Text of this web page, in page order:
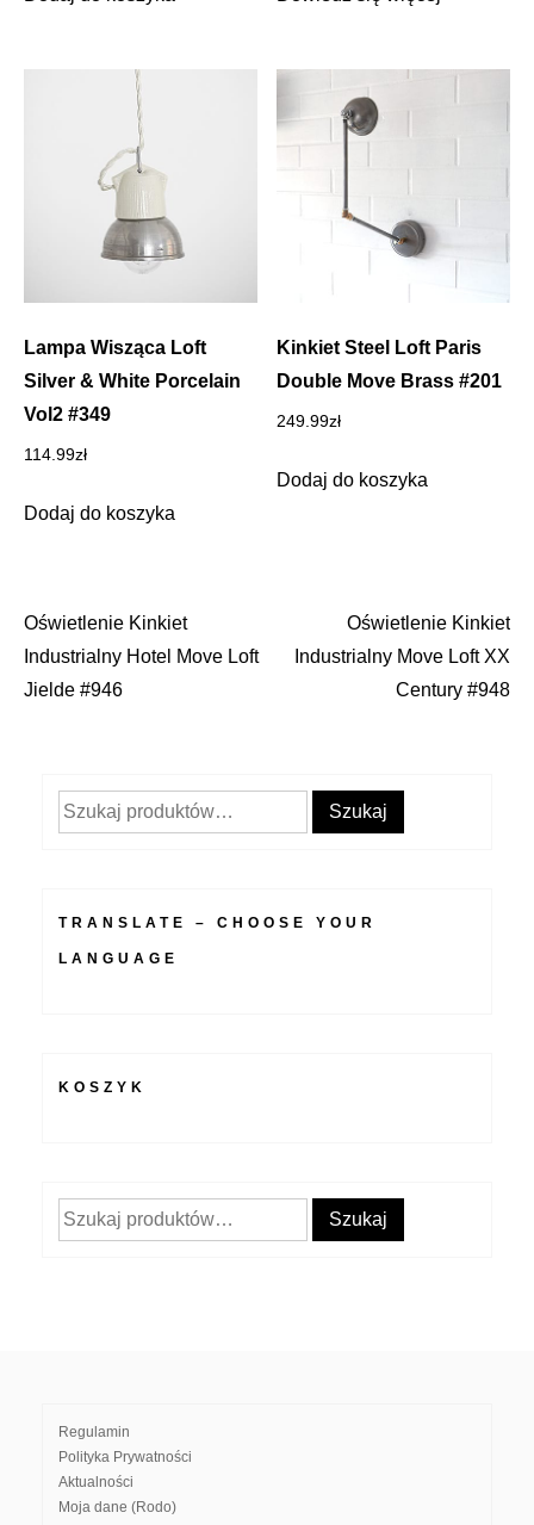
Lampa Wisząca Loft
Silver & White Porcelain
Vol2 #349
114.99zł
Dodaj do koszyka
Kinkiet Steel Loft Paris
Double Move Brass #201
249.99zł
Dodaj do koszyka
Nawigacja
wpisu
Oświetlenie Kinkiet
Industrialny Hotel Move Loft
Jielde #946
Oświetlenie Kinkiet
Industrialny Move Loft XX
Century #948
Szukaj: Szukaj
TRANSLATE – CHOOSE YOUR
LANGUAGE
KOSZYK
Szukaj: Szukaj
Regulamin
Polityka Prywatności
Aktualności
Moja dane (Rodo)